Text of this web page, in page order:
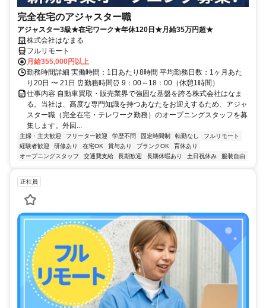
完全在宅のアジャスター職
アジャスター3級★在宅ワーク★年休120日★月給35万円超★
株式会社はなまる
フルリモート
月給355,000円以上
勤務時間詳細 実働時間：1日あたり8時間 平均勤務日数：1ヶ月あた
り20日 〜 21日 ⏰勤務時間⏰ 9：00～18：00（休憩1時間）
仕事内容 自動車買取・販売業界で強固な基盤を誇る株式会社はなま
る。当社は、高度な専門知識を持つあなたをお迎えするため、アジャ
スター職（完全在宅・テレワーク勤務）のオープニングスタッフを募
集します。外回...
主婦・主夫歓迎 フリーター歓迎 学歴不問 固定時間制 転勤なし
フルリモート
経験者歓迎
研修あり 在宅OK 賞与あり ブランクOK
育休あり
オープニングスタッフ
交通費支給 長期歓迎 長期休暇あり 土日祝休み 服装自由
正社員